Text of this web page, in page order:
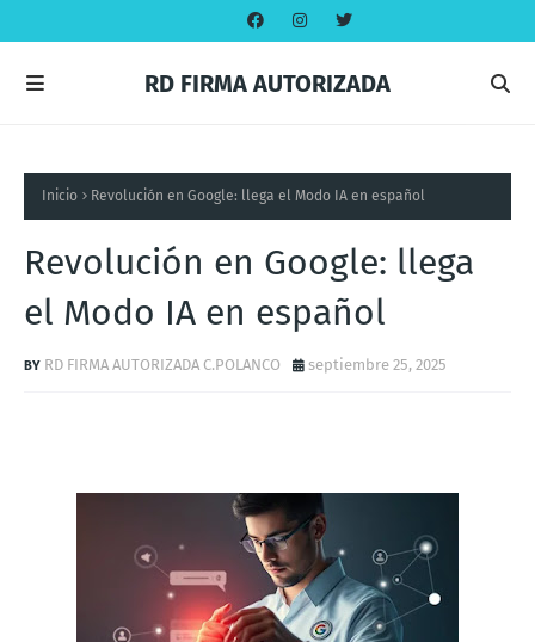
RD FIRMA AUTORIZADA
Inicio Revolución en Google: llega el Modo IA en español
Revolución en Google: llega
el Modo IA en español
RD FIRMA AUTORIZADA C.POLANCO septiembre 25, 2025